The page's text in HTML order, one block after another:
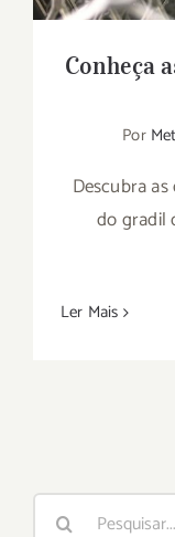
Conheça
Por
Descubra
do gradil
Ler Mais
Buscar